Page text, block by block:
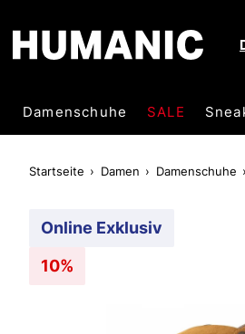
Damenschuhe SALE
Startseite Damen Damenschuhe
Online Exklusiv
10%